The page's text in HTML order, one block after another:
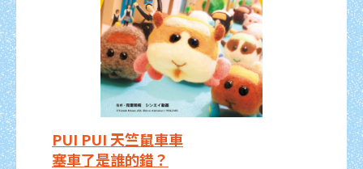
PUI PUI 天竺鼠車車
塞車了是誰的錯？